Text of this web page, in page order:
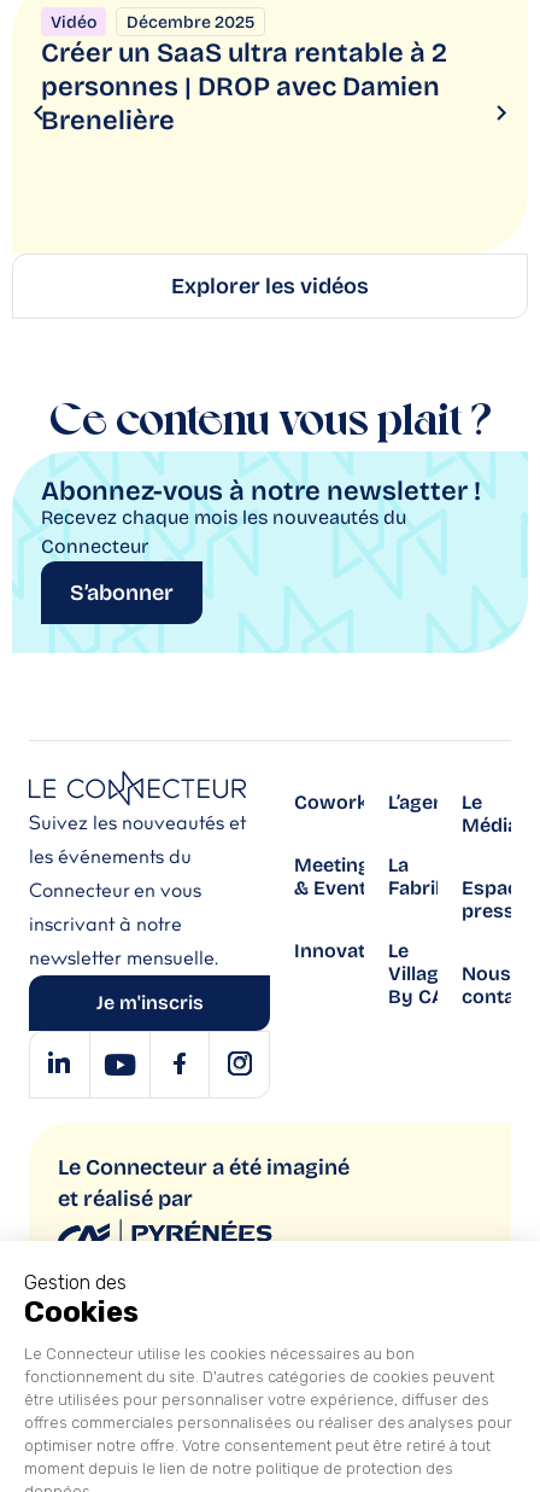
Vidéo Décembre 2025
Créer un SaaS ultra rentable à 2
personnes | DROP avec Damien
Brenelière
Explorer les vidéos
Ce contenu vous plait ?
Abonnez-vous à notre newsletter !
Recevez chaque mois les nouveautés du
Connecteur
S’abonner
Suivez les nouveautés et
les événements du
Connecteur en vous
inscrivant à notre
newsletter mensuelle.
Je m'inscris
Coworking
Meetings
& Events
Innovation
L’agenda
La
Fabrika
Le
Village
By CA
Le
Média
Espace
presse
Nous
Le Connecteur a été imaginé
et réalisé par
Mentions légales
Politique de confidentialité
CGU/CGS